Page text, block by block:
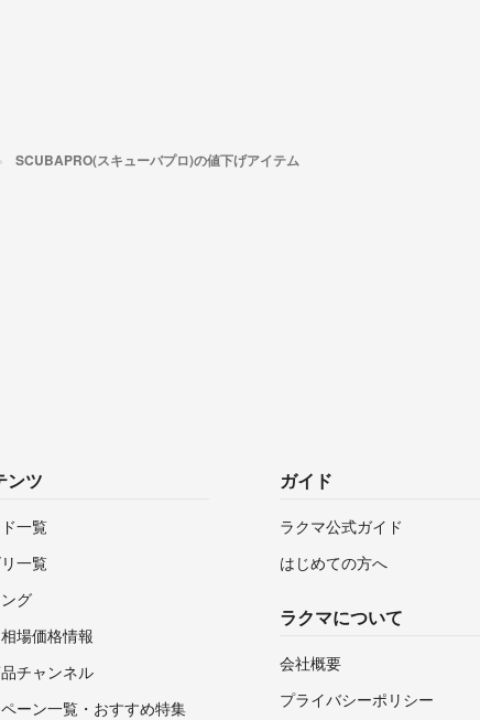
SCUBAPRO(スキューバプロ)の値下げアイテム
ンツ
一覧
一覧
グ
場価格情報
チャンネル
ーン一覧・おすすめ特集
ガイド
ラクマ公式ガイド
はじめての方へ
ラクマについて
会社概要
プライバシーポリシー